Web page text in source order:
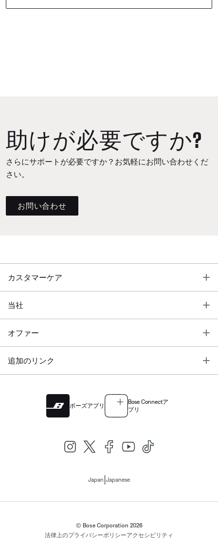
助けが必要ですか?
さらにサポートが必要ですか？お気軽にお問い合わせくだ
さい。
お問い合わせ
カスタマーケア
当社
オファー
追加のリンク
ボーズアプリ
Bose Connectア
プリ
Japan Japanese
© Bose Corporation 2026
法律上のプライバシーポリシーアクセシビリティ